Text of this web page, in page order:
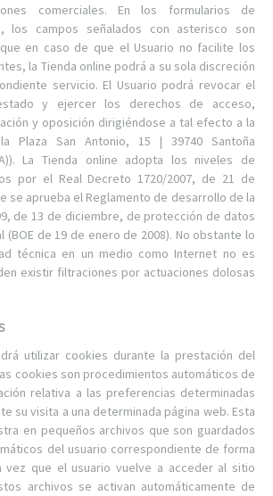
comerciales. En los formularios de
los campos señalados con asterisco son
en caso de que el Usuario no facilite los
la Tienda online podrá a su sola discreción
servicio. El Usuario podrá revocar el
y ejercer los derechos de acceso,
y oposición dirigiéndose a tal efecto a la
Plaza San Antonio, 15 | 39740 Santoña
La Tienda online adopta los niveles de
por el Real Decreto 1720/2007, de 21 de
se aprueba el Reglamento de desarrollo de la
de 13 de diciembre, de protección de datos
(BOE de 19 de enero de 2008). No obstante lo
técnica en un medio como Internet no es
existir filtraciones por actuaciones dolosas
utilizar cookies durante la prestación del
cookies son procedimientos automáticos de
relativa a las preferencias determinadas
su visita a una determinada página web. Esta
en pequeños archivos que son guardados
del usuario correspondiente de forma
vez que el usuario vuelve a acceder al sitio
archivos se activan automáticamente de